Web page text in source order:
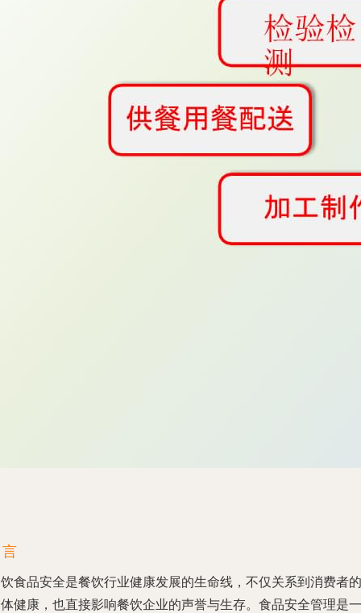
食品安全是餐饮行业健康发展的生命线，不仅关系到消费者的
健康，也直接影响餐饮企业的声誉与生存。食品安全管理是一